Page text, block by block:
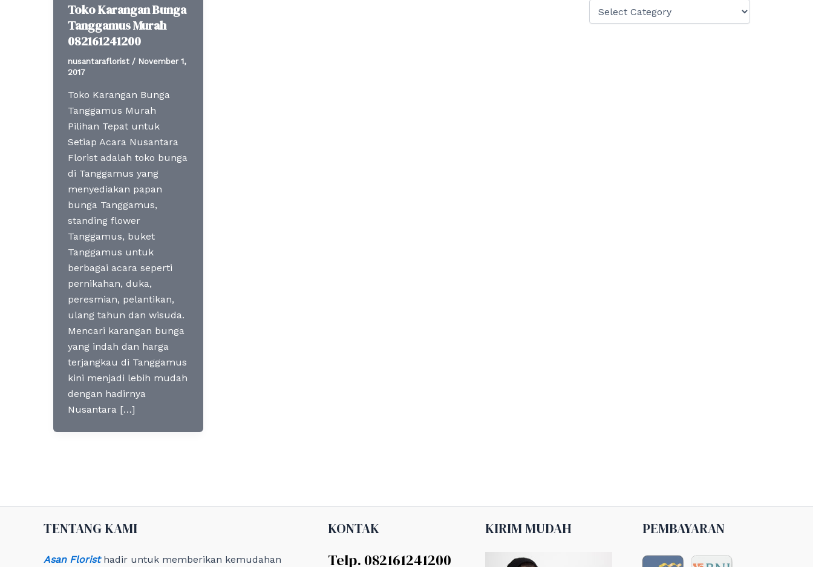
Toko Karangan Bunga
Tanggamus Murah
082161241200
nusantaraflorist / November 1,
2017
Toko Karangan Bunga
Tanggamus Murah
Pilihan Tepat untuk
Setiap Acara Nusantara
Florist adalah toko bunga
di Tanggamus yang
menyediakan papan
bunga Tanggamus,
standing flower
Tanggamus, buket
Tanggamus untuk
berbagai acara seperti
pernikahan, duka,
peresmian, pelantikan,
ulang tahun dan wisuda.
Mencari karangan bunga
yang indah dan harga
terjangkau di Tanggamus
kini menjadi lebih mudah
dengan hadirnya
Nusantara […]
TENTANG KAMI
Asan Floristhadir untuk memberikan kemudahan
KONTAK
Telp. 082161241200
KIRIM MUDAH PEMBAYARAN